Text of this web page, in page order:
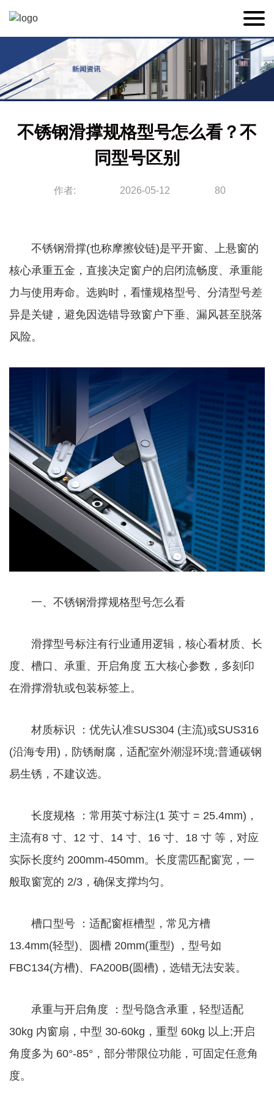
不锈钢滑撑规格型号怎么看？不
同型号区别
作者: 2026-05-12 80
不锈钢滑撑(也称摩擦铰链)是平开窗、上悬窗的
核心承重五金，直接决定窗户的启闭流畅度、承重能
力与使用寿命。选购时，看懂规格型号、分清型号差
异是关键，避免因选错导致窗户下垂、漏风甚至脱落
风险。
一、不锈钢滑撑规格型号怎么看
滑撑型号标注有行业通用逻辑，核心看材质、长
度、槽口、承重、开启角度 五大核心参数，多刻印
在滑撑滑轨或包装标签上。
材质标识 ：优先认准SUS304 (主流)或SUS316
(沿海专用)，防锈耐腐，适配室外潮湿环境;普通碳钢
易生锈，不建议选。
长度规格 ：常用英寸标注(1 英寸 = 25.4mm)，
主流有8 寸、12 寸、14 寸、16 寸、18 寸 等，对应
实际长度约 200mm-450mm。长度需匹配窗宽，一
般取窗宽的 2/3，确保支撑均匀。
槽口型号 ：适配窗框槽型，常见方槽
13.4mm(轻型)、圆槽 20mm(重型) ，型号如
FBC134(方槽)、FA200B(圆槽)，选错无法安装。
承重与开启角度 ：型号隐含承重，轻型适配
30kg 内窗扇，中型 30-60kg，重型 60kg 以上;开启
角度多为 60°-85°，部分带限位功能，可固定任意角
度。